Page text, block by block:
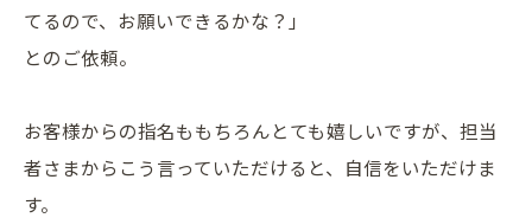
てるので、お願いできるかな？」
とのご依頼。
お客様からの指名ももちろんとても嬉しいですが、担当
者さまからこう言っていただけると、自信をいただけま
す。